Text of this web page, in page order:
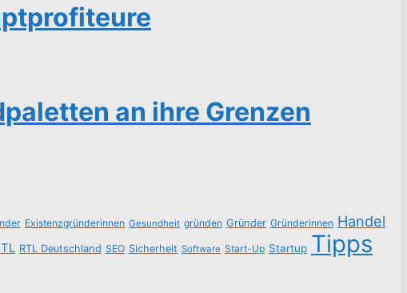
an ihre Grenzen
Existenzgründerinnen Gesundheit gründen Gründer Gründerinnen Handel
RTL Deutschland SEO Sicherheit Software Start-Up Startup Tipps